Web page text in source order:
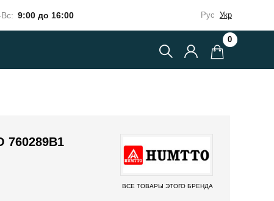
9:00 до 16:00 Рус Укр
0
760289B1
ВСЕ ТОВАРЫ ЭТОГО БРЕНДА